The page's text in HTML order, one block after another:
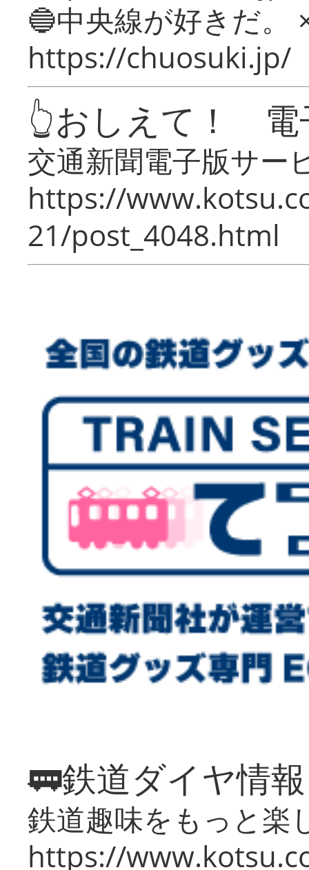
🔵中央線が好きだ。
https://chuosuki.jp/
👆おしえて！ 電
交通新聞電子版サー
https://
21/post_4048.html
🚃鉄道ダイヤ情
鉄道趣味をもっと楽
https://